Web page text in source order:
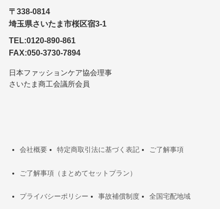
〒338-0814
埼玉県さいたま市桜区宿3-1
TEL:0120-890-861
FAX:050-3730-7894
日本ファッションケア協会理事
さいたま商工会議所会員
会社概要 特定商取引法に基づく表記 ご了解事項
ご了解事項（まとめてセットプラン）
プライバシーポリシー 事故補償制度 全国宅配地域